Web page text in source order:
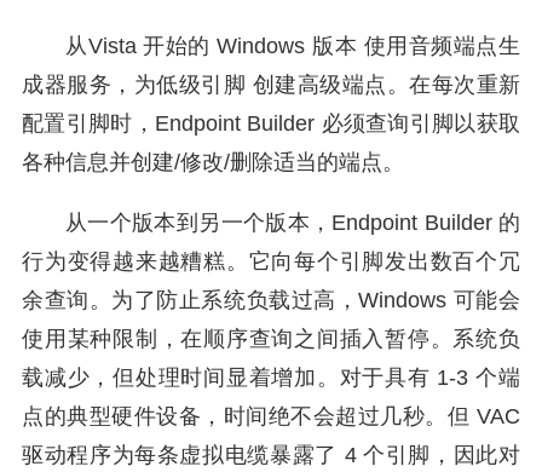
从Vista 开始的 Windows 版本 使用音频端点生
成器服务，为低级引脚 创建高级端点。在每次重新
配置引脚时，Endpoint Builder 必须查询引脚以获取
各种信息并创建/修改/删除适当的端点。
从一个版本到另一个版本，Endpoint Builder 的
行为变得越来越糟糕。它向每个引脚发出数百个冗
余查询。为了防止系统负载过高，Windows 可能会
使用某种限制，在顺序查询之间插入暂停。系统负
载减少，但处理时间显着增加。对于具有 1-3 个端
点的典型硬件设备，时间绝不会超过几秒。但 VAC
驱动程序为每条虚拟电缆暴露了 4 个引脚，因此对